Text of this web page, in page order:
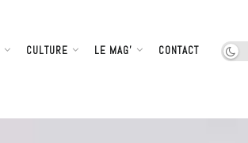
CULTURE LE MAG’ CONTACT